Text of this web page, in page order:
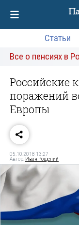
Статьи
Все о пенсиях в
Российские
поражений
Европы
05.10.2018 13:27
Автор: Иван Рощепий